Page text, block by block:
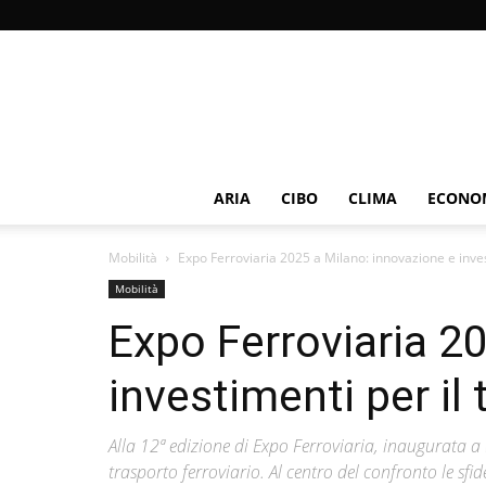
ARIA CIBO CLIMA
Mobilità Expo Ferroviaria 2025 a Milano: innovazione e
Mobilità
Expo Ferroviaria
investimenti per il
Alla 12ª edizione di Expo Ferroviaria, inaugurata
trasporto ferroviario. Al centro del confronto le